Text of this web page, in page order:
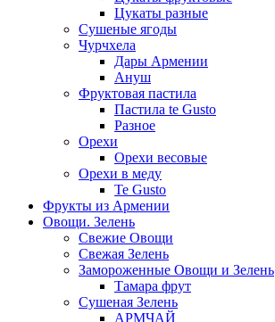
Цукаты разные
Сушеные ягоды
Чурчхела
Дары Армении
Ануш
Фруктовая пастила
Пастила te Gusto
Разное
Орехи
Орехи весовые
Орехи в меду
Te Gusto
Фрукты из Армении
Овощи. Зелень
Свежие Овощи
Свежая Зелень
Замороженные Овощи и Зелень
Тамара фрут
Сушеная Зелень
АРМЧАЙ